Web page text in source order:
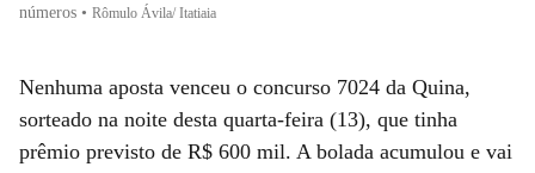
números • Rômulo Ávila/ Itatiaia
Nenhuma aposta venceu o concurso 7024 da Quina,
sorteado na noite desta quarta-feira (13), que tinha
prêmio previsto de R$ 600 mil. A bolada acumulou e vai